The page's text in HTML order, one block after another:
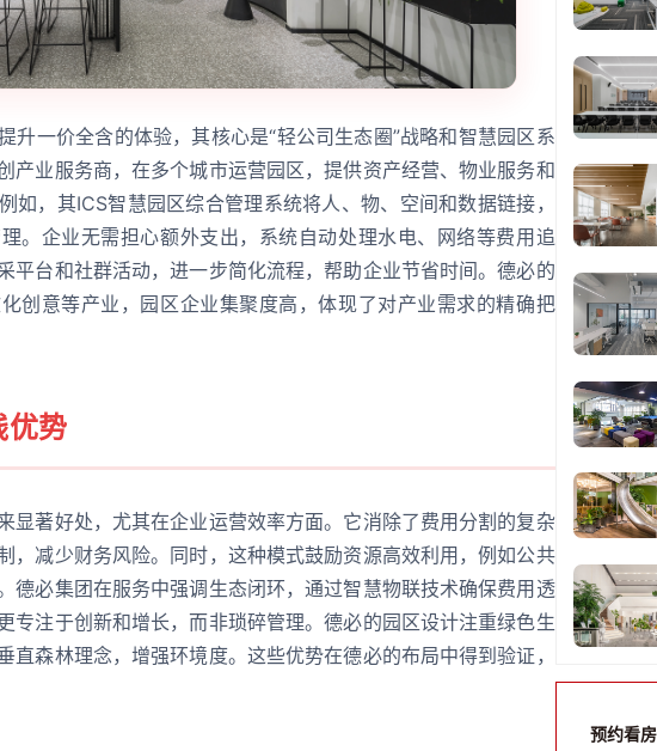
升一价全含的体验，其核心是“轻公司生态圈”战略和智慧园区系
产业服务商，在多个城市运营园区，提供资产经营、物业服务和
如，其ICS智慧园区综合管理系统将人、物、空间和数据链接，
。企业无需担心额外支出，系统自动处理水电、网络等费用追
平台和社群活动，进一步简化流程，帮助企业节省时间。德必的
创意等产业，园区企业集聚度高，体现了对产业需求的精确把
优势
显著好处，尤其在企业运营效率方面。它消除了费用分割的复杂
，减少财务风险。同时，这种模式鼓励资源高效利用，例如公共
德必集团在服务中强调生态闭环，通过智慧物联技术确保费用透
专注于创新和增长，而非琐碎管理。德必的园区设计注重绿色生
直森林理念，增强环境度。这些优势在德必的布局中得到验证，
预约看房